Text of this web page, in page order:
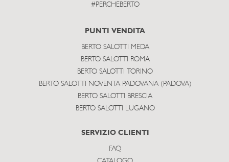
#PERCHEBERTO
PUNTI VENDITA
BERTO SALOTTI MEDA
BERTO SALOTTI ROMA
BERTO SALOTTI TORINO
BERTO SALOTTI NOVENTA PADOVANA (PADOVA)
BERTO SALOTTI BRESCIA
BERTO SALOTTI LUGANO
SERVIZIO CLIENTI
FAQ